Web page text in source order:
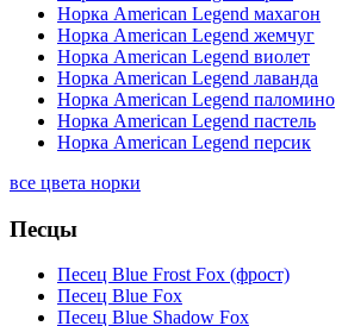
Норка American Legend махагон
Норка American Legend жемчуг
Норка American Legend виолет
Норка American Legend лаванда
Норка American Legend паломино
Норка American Legend пастель
Норка American Legend персик
все цвета норки
Песцы
Песец Blue Frost Fox (фрост)
Песец Blue Fox
Песец Blue Shadow Fox